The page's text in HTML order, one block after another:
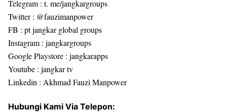
Telegram : t. me/jangkargroups
Twitter : @fauzimanpower
FB : pt jangkar global groups
Instagram : jangkargroups
Google Playstore : jangkarapps
Youtube : jangkar tv
Linkedin : Akhmad Fauzi Manpower
Hubungi Kami Via Telepon: